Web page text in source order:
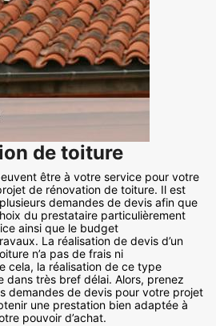
de toiture
être à votre service pour votre
de rénovation de toiture. Il est
demandes de devis afin que
du prestataire particulièrement
ainsi que le budget
La réalisation de devis d’un
n’a pas de frais ni
cela, la réalisation de ce type
dans très bref délai. Alors, prenez
demandes de devis pour votre projet
une prestation bien adaptée à
pouvoir d’achat.